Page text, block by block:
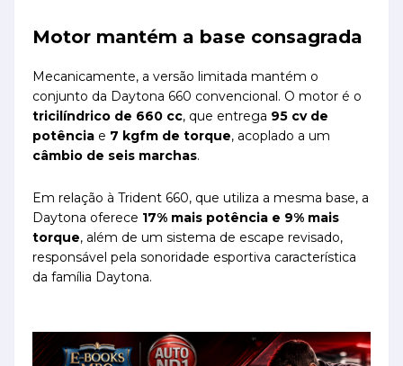
Motor mantém a base consagrada
Mecanicamente, a versão limitada mantém o
conjunto da Daytona 660 convencional. O motor é o
tricilíndrico de 660 cc, que entrega 95 cv de
potência e 7 kgfm de torque, acoplado a um
câmbio de seis marchas.
Em relação à Trident 660, que utiliza a mesma base, a
Daytona oferece 17% mais potência e 9% mais
torque, além de um sistema de escape revisado,
responsável pela sonoridade esportiva característica
da família Daytona.